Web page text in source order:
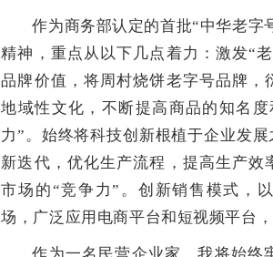
作为商务部认定的首批“中华老字
精神，重点从以下几点着力：激发“
品牌价值，将周村烧饼老字号品牌
地域性文化，不断提高商品的知名
力”。始终将科技创新根植于企业发
新迭代，优化生产流程，提高生产
市场的“竞争力”。创新销售模式，
场，广泛应用电商平台和短视频平台